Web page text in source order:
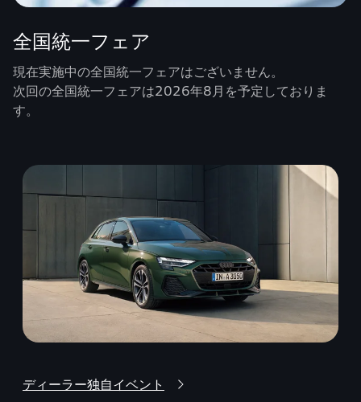
全国統一フェア
現在実施中の全国統一フェアはございません。
次回の全国統一フェアは2026年8月を予定しておりま
す。
ディーラー独自イベント